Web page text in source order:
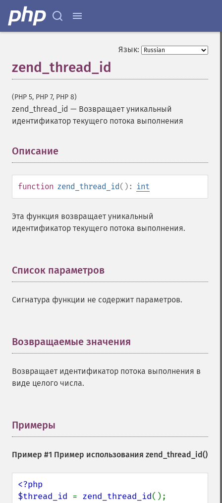
Язык:
zend_thread_id
(PHP 5, PHP 7, PHP 8)
zend_thread_id — Возвращает уникальный
идентификатор текущего потока выполнения
Описание
function zend_thread_id(): int
Эта функция возвращает уникальный
идентификатор текущего потока выполнения.
Список параметров
Сигнатура функции не содержит параметров.
Возвращаемые значения
Возвращает идентификатор потока выполнения в
виде целого числа.
Примеры
Пример #1 Пример использования zend_thread_id()
<?php
$thread_id = zend_thread_id();